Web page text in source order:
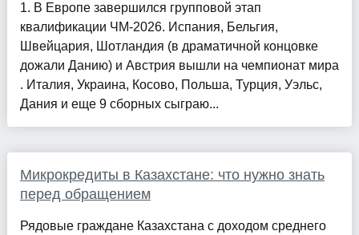
1. В Европе завершился групповой этап
квалификации ЧМ-2026. Испания, Бельгия,
Швейцария, Шотландия (в драматичной концовке
дожали Данию) и Австрия вышли на чемпионат мира
. Италия, Украина, Косово, Польша, Турция, Уэльс,
Дания и еще 9 сборных сыграю...
Микрокредиты в Казахстане: что нужно знать
перед обращением
Рядовые граждане Казахстана с доходом среднего